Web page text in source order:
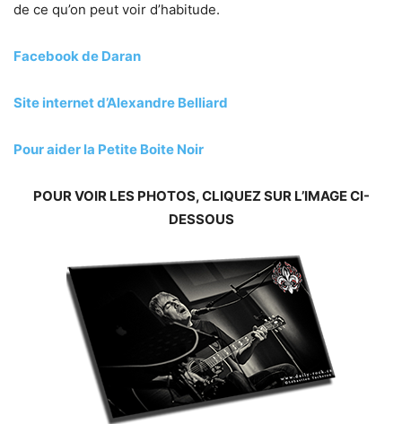
de ce qu’on peut voir d’habitude.
Facebook de Daran
Site internet d’Alexandre Belliard
Pour aider la Petite Boite Noir
POUR VOIR LES PHOTOS, CLIQUEZ SUR L’IMAGE CI-
DESSOUS